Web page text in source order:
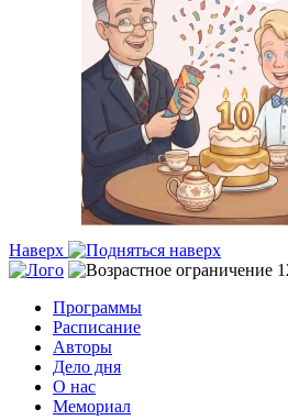
Наверх
Программы
Расписание
Авторы
Дело дня
О нас
Мемориал